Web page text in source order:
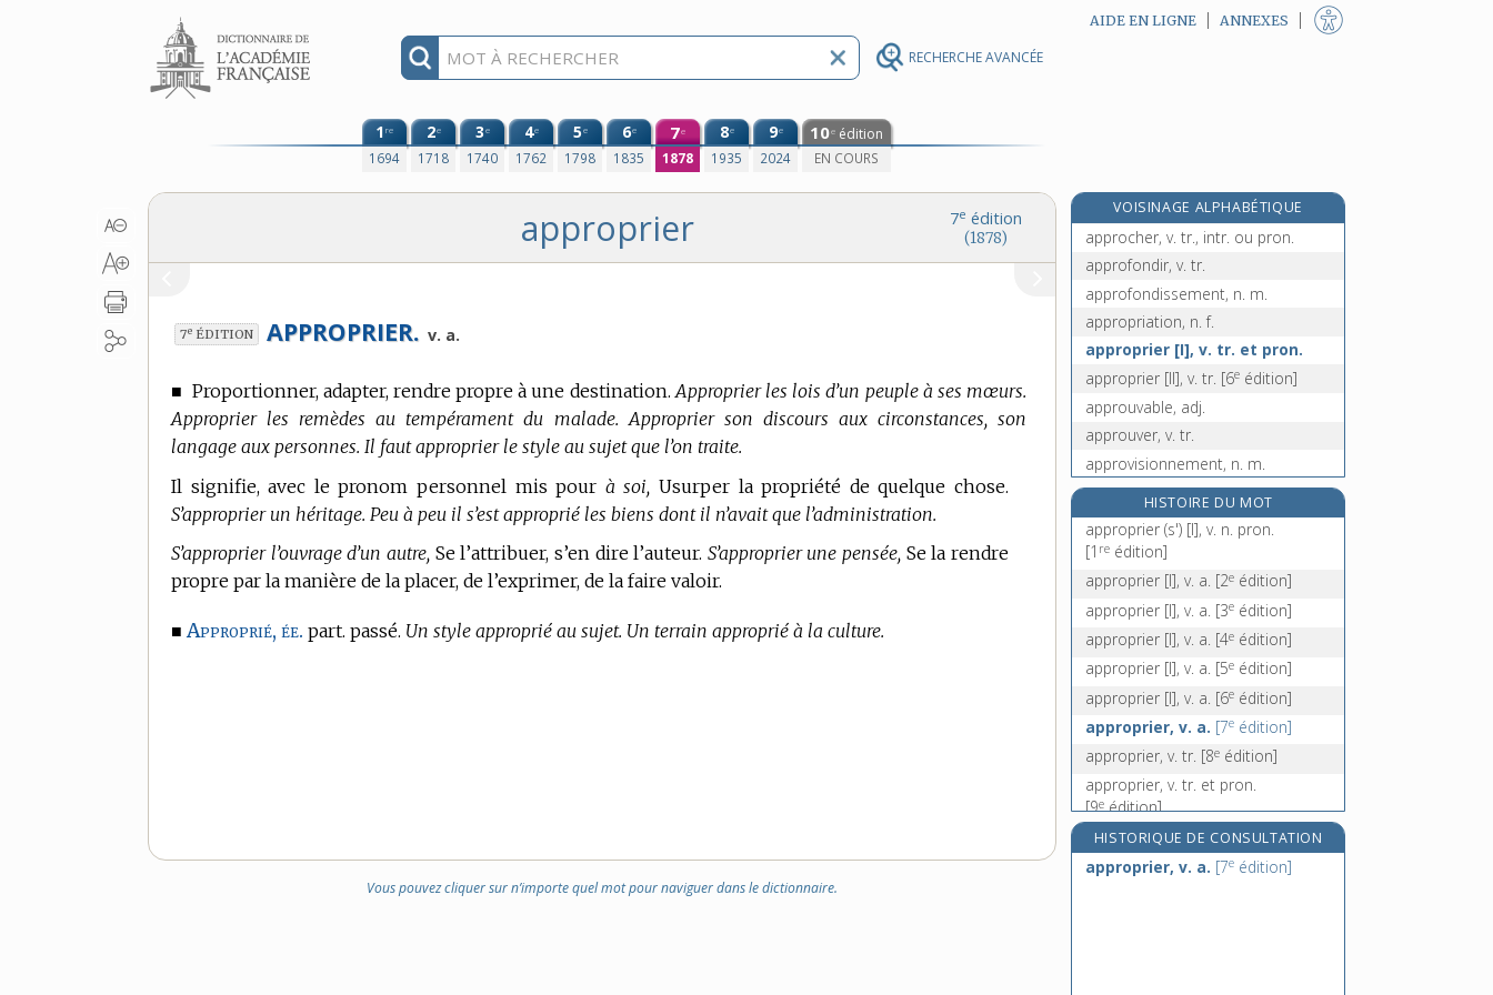
RECHERCHE AVANCÉE
Aller au contenu AIDE EN LIGNE ANNEXES
1re
1694
2e
1718
3e
1740
4e
1762
5e
1798
6e
1835
7e
1878
8e
1935
9e
2024
10e édition
EN COURS
7e édition
(1878)
approprier
7e ÉDITION APPROPRIER. v. a.
■ Proportionner, adapter, rendre propre à une destination. Approprier les lois d’un peuple à ses mœurs.
Approprier les remèdes au tempérament du malade. Approprier son discours aux circonstances, son
langage aux personnes. Il faut approprier le style au sujet que l’on traite.
Il signifie, avec le pronom personnel mis pour à soi, Usurper la propriété de quelque chose.
S’approprier un héritage. Peu à peu il s’est approprié les biens dont il n’avait que l’administration.
S’approprier l’ouvrage d’un autre,Se l’attribuer, s’en dire l’auteur. S’approprier une pensée, Se la rendre
propre par la manière de la placer, de l’exprimer, de la faire valoir.
■Approprié, ée. part. passé. Un style approprié au sujet. Un terrain approprié à la culture.
Vous pouvez cliquer sur n’importe quel mot pour naviguer dans le dictionnaire.
VOISINAGE ALPHABÉTIQUE
approché, -ée, adj.
approcher, v. tr., intr. ou pron.
approfondir, v. tr.
approfondissement, n. m.
appropriation, n. f.
approprier [I], v. tr. et pron.
approprier [II], v. tr. [6e édition]
approuvable, adj.
approuver, v. tr.
approvisionnement, n. m.
approvisionner, v. tr.
approximatif, -ive, adj.
approximation, n. f.
approximativement, adv.
approximer, v. tr.[5 édition]
HISTOIRE DU MOT
approprier (s') [I], v. n. pron.
[1 re édition]
approprier [I], v. a. [2e édition]
approprier [I], v. a. [3e édition]
approprier [I], v. a. [4e édition]
approprier [I], v. a. [5e édition]
approprier [I], v. a. [6e édition]
approprier, v. a. [7e édition]
approprier, v. tr. [8e édition]
approprier, v. tr. et pron.
[9eédition]
HISTORIQUE DE CONSULTATION
approprier, v. a. [7e édition]